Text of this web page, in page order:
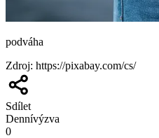
podváha
Zdroj: https://pixabay.com/cs/
Sdílet
Dennívýzva
0